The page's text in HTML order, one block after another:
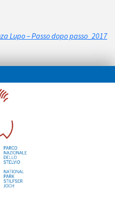
Lupo – Passo dopo passo_2017